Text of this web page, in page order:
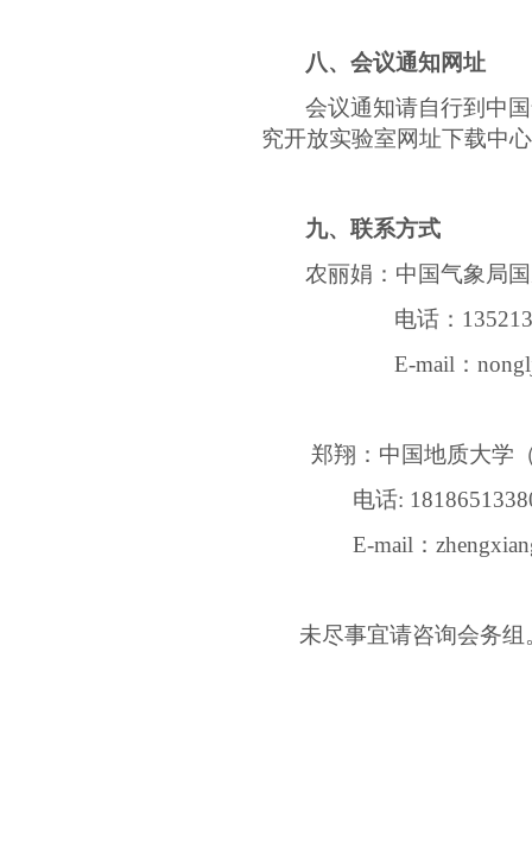
八、会议通知网址
会议通知请自行到中
究开放实验室网址下载中
九、联系方式
农丽娟：中国气象局
电话：
E-mail ：
郑翔：中国地质大学
电话:
E-mail ：
未尽事宜请咨询会务组